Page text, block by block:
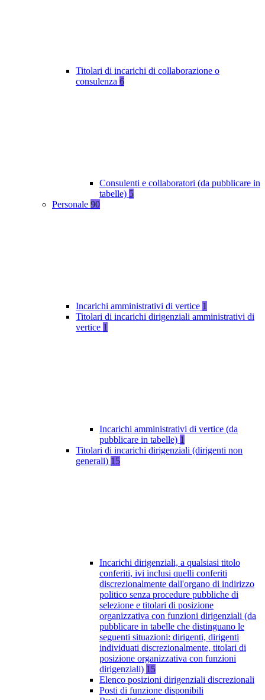
Titolari di incarichi di collaborazione o
consulenza 6
Consulenti e collaboratori (da pubblicare in
tabelle) 5
Personale 90
Incarichi amministrativi di vertice 1
Titolari di incarichi dirigenziali amministrativi di
vertice 1
Incarichi amministrativi di vertice (da
pubblicare in tabelle) 1
Titolari di incarichi dirigenziali (dirigenti non
generali) 15
Incarichi dirigenziali, a qualsiasi titolo
conferiti, ivi inclusi quelli conferiti
discrezionalmente dall'organo di indirizzo
politico senza procedure pubbliche di
selezione e titolari di posizione
organizzativa con funzioni dirigenziali (da
pubblicare in tabelle che distinguano le
seguenti situazioni: dirigenti, dirigenti
individuati discrezionalmente, titolari di
posizione organizzativa con funzioni
dirigenziali) 15
Elenco posizioni dirigenziali discrezionali
Posti di funzione disponibili